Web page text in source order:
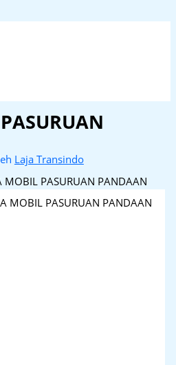
Laja Transindo
MOBIL PASURUAN PANDAAN
MOBIL PASURUAN PANDAAN